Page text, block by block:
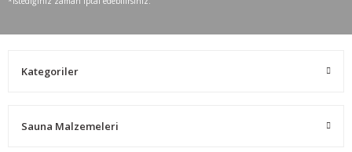
Kategoriler
Sauna Malzemeleri